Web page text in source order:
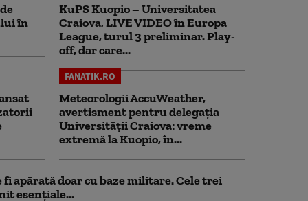
în
KuPS Kuopio – Universitatea
Craiova, LIVE VIDEO în Europa
League, turul 3 preliminar. Play-
off, dar care...
FANATIK.RO
Meteorologii AccuWeather,
avertisment pentru delegația
Universității Craiova: vreme
extremă la Kuopio, în...
fi apărată doar cu baze militare. Cele trei
esențiale...